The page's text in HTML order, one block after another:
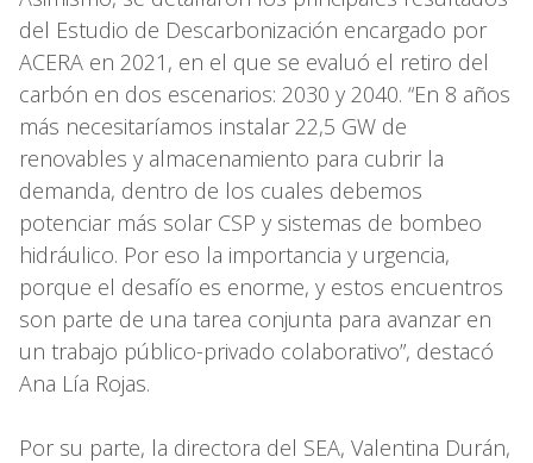
del Estudio de Descarbonización encargado por
ACERA en 2021, en el que se evaluó el retiro del
carbón en dos escenarios: 2030 y 2040. “En 8 años
más necesitaríamos instalar 22,5 GW de
renovables y almacenamiento para cubrir la
demanda, dentro de los cuales debemos
potenciar más solar CSP y sistemas de bombeo
hidráulico. Por eso la importancia y urgencia,
porque el desafío es enorme, y estos encuentros
son parte de una tarea conjunta para avanzar en
un trabajo público-privado colaborativo”, destacó
Ana Lía Rojas.
Por su parte, la directora del SEA, Valentina Durán,